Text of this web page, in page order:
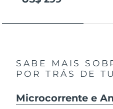
SABE MAIS
POR TRÁS DE
Microcorrente e